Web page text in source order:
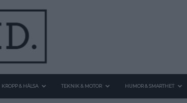
KROPP & HÄLSA TEKNIK & MOTOR HUMOR & SMARTHET